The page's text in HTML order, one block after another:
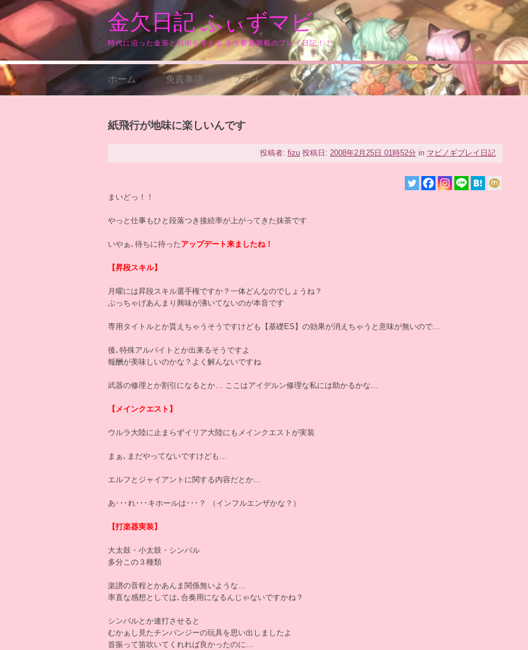
コ
ン
ン
へ
ス
キ
金欠日記 ふぃずマビ
時代に沿った金策と戦術を考える ネタ要素満載のプレイ日記！！
ホーム 免責事項 プライバシーポリシー
紙飛行が地味に楽しいんです
投稿者: fizu 投稿日: 2008年2月25日 01時52分 in マビノギプレイ日記
まいどっ！！
やっと仕事もひと段落つき接続率が上がってきた抹茶です
いやぁ､待ちに待ったアップデート来ましたね！
【昇段スキル】
月曜には昇段スキル選手権ですか？一体どんなのでしょうね？
ぶっちゃげあんまり興味が沸いてないのが本音です
専用タイトルとか貰えちゃうそうですけども【基礎ES】の効果が消えちゃうと意味が無いので…
後､特殊アルバイトとか出来るそうですよ
報酬が美味しいのかな？よく解んないですね
武器の修理とか割引になるとか… ここはアイデルン修理な私には助かるかな…
【メインクエスト】
ウルラ大陸に止まらずイリア大陸にもメインクエストが実装
まぁ､まだやってないですけども…
エルフとジャイアントに関する内容だとか…
あ･･･れ･･･キホールは･･･？ （インフルエンザかな？）
【打楽器実装】
大太鼓・小太鼓・シンバル
多分この３種類
楽譜の音程とかあんま関係無いような…
率直な感想としては､合奏用になるんじゃないですかね？
シンバルとか連打させると
むかぁし見たチンパンジーの玩具を思い出しましたよ
首振って笛吹いてくれれば良かったのに…